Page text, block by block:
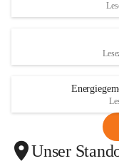
Unser